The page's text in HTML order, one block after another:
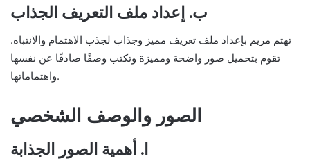
ب. إعداد ملف التعريف الجذاب
تهتم مريم بإعداد ملف تعريف مميز وجذاب لجذب الاهتمام والانتباه.
تقوم بتحميل صور واضحة ومميزة وتكتب وصفًا صادقًا عن نفسها
واهتماماتها.
الصور والوصف الشخصي
ا. أهمية الصور الجذابة